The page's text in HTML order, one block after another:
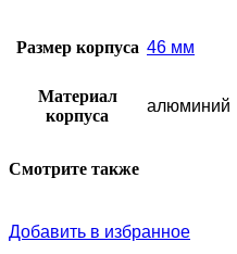
Размер корпуса 46 мм
Материал
корпуса
алюминий
Смотрите также
Добавить в избранное